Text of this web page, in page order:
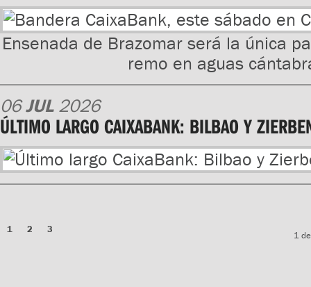
Ensenada de Brazomar será la única
remo en aguas
06JUL2026
ÚLTIMO LARGO CAIXABANK: BILBAO Y
1
1 2 3